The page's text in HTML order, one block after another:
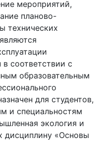
мероприятий,
планово-
технических
соответствии с
образовательным
для студентов,
и специальностям
экология и
дисциплину «Основы